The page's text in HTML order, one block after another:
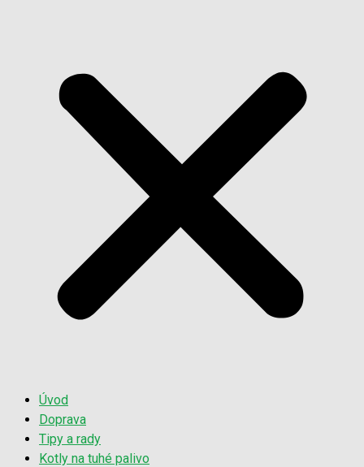
Úvod
Doprava
Tipy a rady
Kotly na tuhé palivo